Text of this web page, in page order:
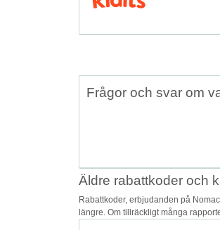
Frågor och svar om
Äldre rabattkoder och
Rabattkoder, erbjudanden på
längre. Om tillräckligt många